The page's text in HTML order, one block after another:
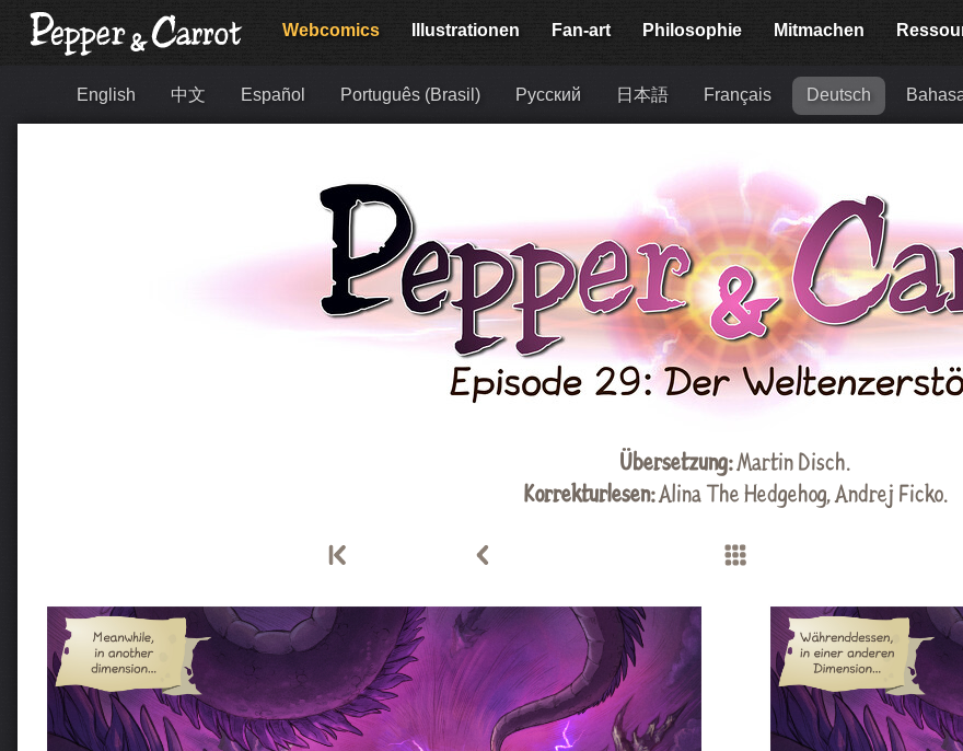
Webcomics Illustrationen Fan-art Philosophie Mitmachen
English 中文 Español Português (Brasil) Русский 日本語 Français Deutsch
Übersetzung:Martin Disch.
Korrekturlesen:Alina The Hedgehog,Andrej Ficko.